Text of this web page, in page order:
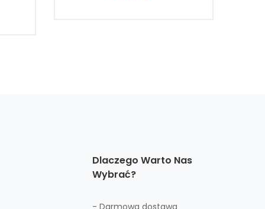
Dlaczego Warto Nas
Wybrać?
- Darmowa dostawa